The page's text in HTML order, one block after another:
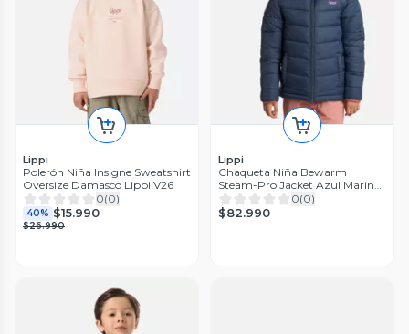
Lippi
Polerón Niña Insigne Sweatshirt
Oversize Damasco Lippi V26
0(0)
40% $15.990
$26.990
Lippi
Chaqueta Niña Bewarm
Steam-Pro Jacket Azul Marino
Lippi
0(0)
$82.990